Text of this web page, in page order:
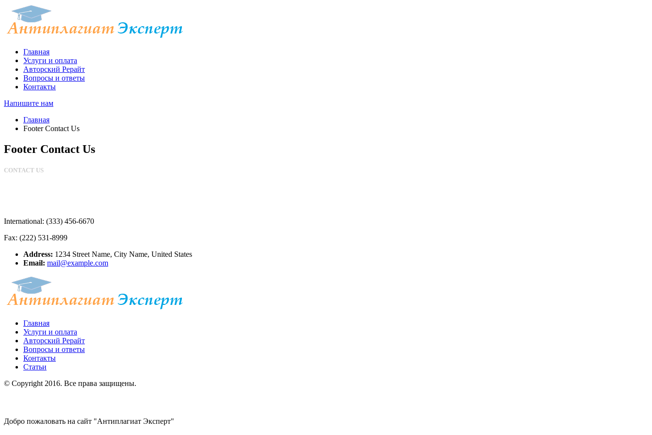
Главная
Услуги и оплата
Авторский Рерайт
Вопросы и ответы
Контакты
Напишите нам
Главная
Footer Contact Us
Footer Contact Us
CONTACT US
International: (333) 456-6670
Fax: (222) 531-8999
Address: 1234 Street Name, City Name, United States
Email: mail@example.com
Главная
Услуги и оплата
Авторский Рерайт
Вопросы и ответы
Контакты
Статьи
© Copyright 2016. Все права защищены.
Добро пожаловать на сайт "Антиплагиат Эксперт"